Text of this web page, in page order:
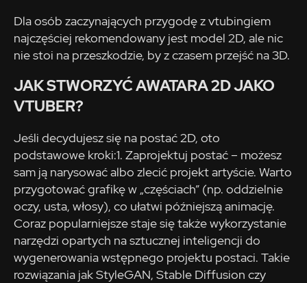
Dla osób zaczynających przygodę z vtubingiem
najczęściej rekomendowany jest model 2D, ale nic
nie stoi na przeszkodzie, by z czasem przejść na 3D.
JAK STWORZYĆ AWATARA 2D JAKO
VTUBER?
Jeśli decydujesz się na postać 2D, oto
podstawowe kroki:1. Zaprojektuj postać – możesz
sam ją narysować albo zlecić projekt artyście. Warto
przygotować grafikę w „częściach” (np. oddzielnie
oczy, usta, włosy), co ułatwi późniejszą animację.
Coraz popularniejsze staje się także wykorzystanie
narzędzi opartych na sztucznej inteligencji do
wygenerowania wstępnego projektu postaci. Takie
rozwiązania jak StyleGAN, Stable Diffusion czy